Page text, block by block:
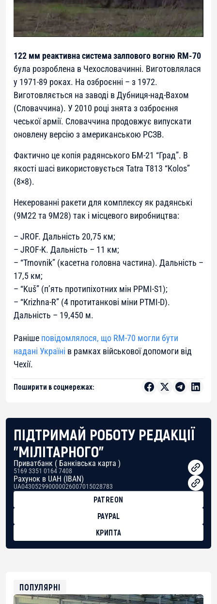
122 мм реактивна система залпового вогню RM-70
була розроблена в Чехословачинні. Виготовлялася
у 1971-89 роках. На озброєнні – з 1972.
Виготовляється на заводі в Дубниця-над-Вахом
(Словаччина). У 2010 році знята з озброєння
чеської армії. Словаччина продовжує випускати
оновлену версію з американською РСЗВ.
Фактично це копія радянського БМ-21 “Град”. В
якості шасі використовується Tatra T813 “Kolos”
(8×8).
Некерованні ракети для комплексу як радянські
(9M22 та 9M28) так і місцевого виробництва:
– JROF. Дальність 20,75 км;
– JROF-K. Дальність – 11 км;
– “Trnovnik” (касетна головна частина). Дальність –
17,5 км;
– “Kuš” (п’ять протипіхотних мін PPMI-S1);
– “Krizhna-R” (4 протитанкові міни PTMI-D).
Дальність – 19,450 м.
Раніше повідомлялося, що RM-70 могли бути
надані Україні в рамках військової допомоги від
Чехії.
Поширити в соцмережах:
ПІДТРИМАЙ РОБОТУ РЕДАКЦІЇ
"МІЛІТАРНОГО"
Приватбанк ( Банківська карта )
5169 3351 0164 7408
Рахунок в UAH (IBAN)
UA043052990000026007015028783
PATREON
PAYPAL
КРИПТА
0xfD02863D3289416fcF50975c9DFda13623f97758
ПОПУЛЯРНІ